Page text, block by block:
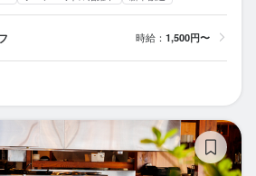
時給： 1,500円〜